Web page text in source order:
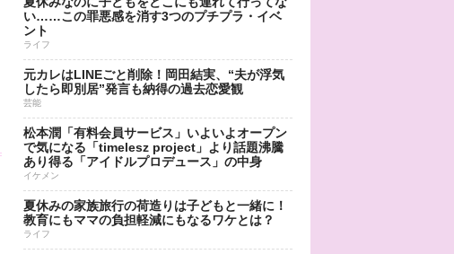
い……この罪悪感を消す3つのプチプラ・イベ
ント
ライフ
元カレはLINEごと削除！岡田結実、“夫が浮気
したら即別居”発言も納得の過去恋愛観
芸能
松本潤「有料会員サービス」いよいよオープン
で気になる「timelesz project」より話題沸騰
あり得る「アイドルプロデュース」の中身
イケメン
夏休みの家族旅行の荷造りは子どもと一緒に！
教育にもママの負担軽減にもなるワケとは？
ライフ